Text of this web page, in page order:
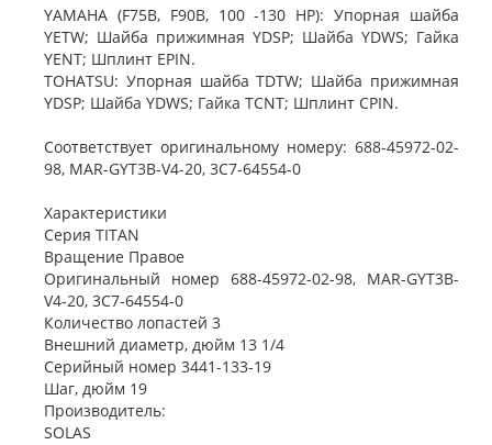
YAMAHA (F75B, F90B, 100 -130 HP): Упорная шайба
YETW; Шайба прижимная YDSP; Шайба YDWS; Гайка
YENT; Шплинт EPIN.
TOHATSU: Упорная шайба TDTW; Шайба прижимная
YDSP; Шайба YDWS; Гайка TCNT; Шплинт CPIN.
Соответствует оригинальному номеру: 688-45972-02-
98, MAR-GYT3B-V4-20, 3C7-64554-0
Характеристики
Серия TITAN
Вращение Правое
Оригинальный номер 688-45972-02-98, MAR-GYT3B-
V4-20, 3C7-64554-0
Количество лопастей 3
Внешний диаметр, дюйм 13 1/4
Серийный номер 3441-133-19
Шаг, дюйм 19
Производитель:
SOLAS